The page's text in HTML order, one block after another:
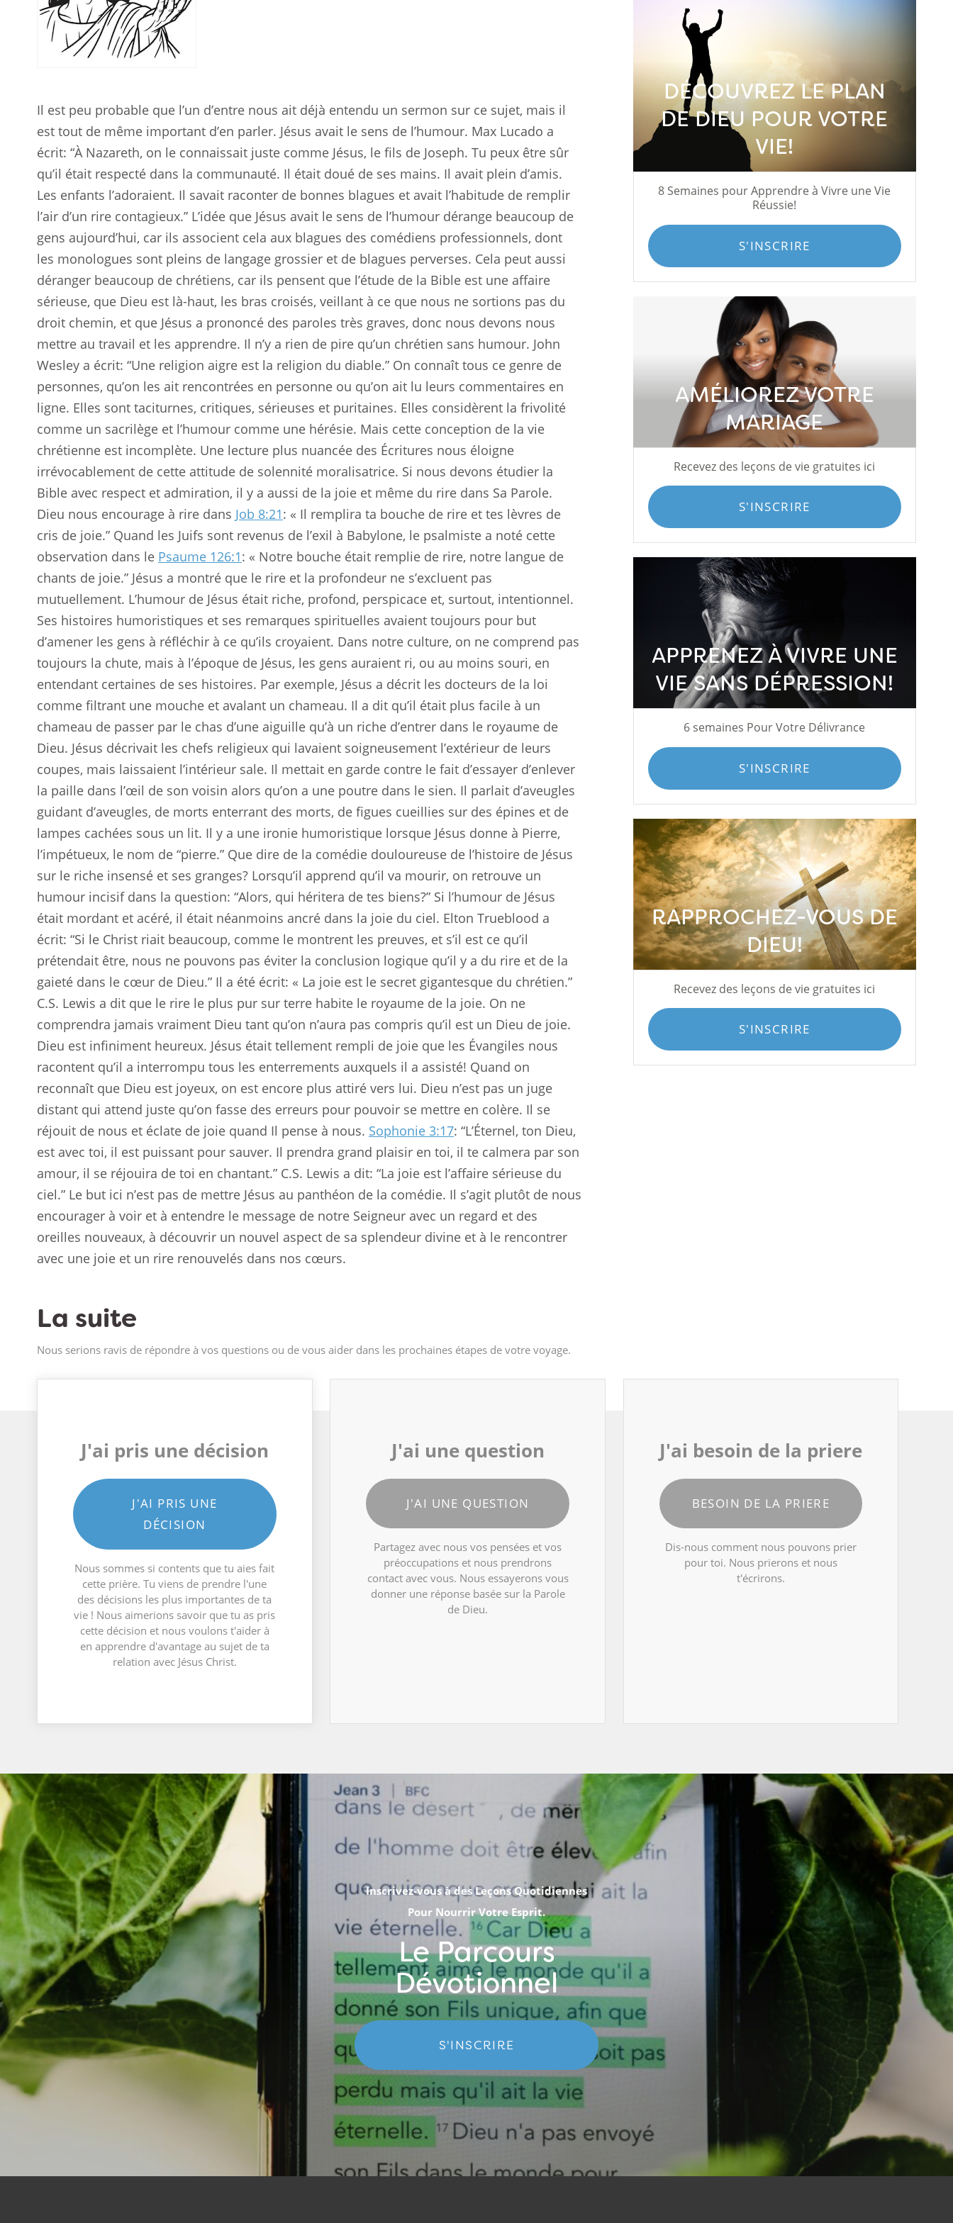
Il est peu probable que l’un d’entre nous ait déjà entendu un sermon sur ce sujet, mais il
est tout de même important d’en parler. Jésus avait le sens de l’humour. Max Lucado a
écrit: “À Nazareth, on le connaissait juste comme Jésus, le fils de Joseph. Tu peux être sûr
qu’il était respecté dans la communauté. Il était doué de ses mains. Il avait plein d’amis.
Les enfants l’adoraient. Il savait raconter de bonnes blagues et avait l’habitude de remplir
l’air d’un rire contagieux.” L’idée que Jésus avait le sens de l’humour dérange beaucoup de
gens aujourd’hui, car ils associent cela aux blagues des comédiens professionnels, dont
les monologues sont pleins de langage grossier et de blagues perverses. Cela peut aussi
déranger beaucoup de chrétiens, car ils pensent que l’étude de la Bible est une affaire
sérieuse, que Dieu est là-haut, les bras croisés, veillant à ce que nous ne sortions pas du
droit chemin, et que Jésus a prononcé des paroles très graves, donc nous devons nous
mettre au travail et les apprendre. Il n’y a rien de pire qu’un chrétien sans humour. John
Wesley a écrit: “Une religion aigre est la religion du diable.” On connaît tous ce genre de
personnes, qu’on les ait rencontrées en personne ou qu’on ait lu leurs commentaires en
ligne. Elles sont taciturnes, critiques, sérieuses et puritaines. Elles considèrent la frivolité
comme un sacrilège et l’humour comme une hérésie. Mais cette conception de la vie
chrétienne est incomplète. Une lecture plus nuancée des Écritures nous éloigne
irrévocablement de cette attitude de solennité moralisatrice. Si nous devons étudier la
Bible avec respect et admiration, il y a aussi de la joie et même du rire dans Sa Parole.
Dieu nous encourage à rire dans Job 8:21: « Il remplira ta bouche de rire et tes lèvres de
cris de joie.” Quand les Juifs sont revenus de l’exil à Babylone, le psalmiste a noté cette
observation dans le Psaume 126:1: « Notre bouche était remplie de rire, notre langue de
chants de joie.” Jésus a montré que le rire et la profondeur ne s’excluent pas
mutuellement. L’humour de Jésus était riche, profond, perspicace et, surtout, intentionnel.
Ses histoires humoristiques et ses remarques spirituelles avaient toujours pour but
d’amener les gens à réfléchir à ce qu’ils croyaient. Dans notre culture, on ne comprend pas
toujours la chute, mais à l’époque de Jésus, les gens auraient ri, ou au moins souri, en
entendant certaines de ses histoires. Par exemple, Jésus a décrit les docteurs de la loi
comme filtrant une mouche et avalant un chameau. Il a dit qu’il était plus facile à un
chameau de passer par le chas d’une aiguille qu’à un riche d’entrer dans le royaume de
Dieu. Jésus décrivait les chefs religieux qui lavaient soigneusement l’extérieur de leurs
coupes, mais laissaient l’intérieur sale. Il mettait en garde contre le fait d’essayer d’enlever
la paille dans l’œil de son voisin alors qu’on a une poutre dans le sien. Il parlait d’aveugles
guidant d’aveugles, de morts enterrant des morts, de figues cueillies sur des épines et de
lampes cachées sous un lit. Il y a une ironie humoristique lorsque Jésus donne à Pierre,
l’impétueux, le nom de “pierre.” Que dire de la comédie douloureuse de l’histoire de Jésus
sur le riche insensé et ses granges? Lorsqu’il apprend qu’il va mourir, on retrouve un
humour incisif dans la question: “Alors, qui héritera de tes biens?” Si l’humour de Jésus
était mordant et acéré, il était néanmoins ancré dans la joie du ciel. Elton Trueblood a
écrit: “Si le Christ riait beaucoup, comme le montrent les preuves, et s’il est ce qu’il
prétendait être, nous ne pouvons pas éviter la conclusion logique qu’il y a du rire et de la
gaieté dans le cœur de Dieu.” Il a été écrit: « La joie est le secret gigantesque du chrétien.”
C.S. Lewis a dit que le rire le plus pur sur terre habite le royaume de la joie. On ne
comprendra jamais vraiment Dieu tant qu’on n’aura pas compris qu’il est un Dieu de joie.
Dieu est infiniment heureux. Jésus était tellement rempli de joie que les Évangiles nous
racontent qu’il a interrompu tous les enterrements auxquels il a assisté! Quand on
reconnaît que Dieu est joyeux, on est encore plus attiré vers lui. Dieu n’est pas un juge
distant qui attend juste qu’on fasse des erreurs pour pouvoir se mettre en colère. Il se
réjouit de nous et éclate de joie quand Il pense à nous. Sophonie 3:17: “L’Éternel, ton Dieu,
est avec toi, il est puissant pour sauver. Il prendra grand plaisir en toi, il te calmera par son
amour, il se réjouira de toi en chantant.” C.S. Lewis a dit: “La joie est l’affaire sérieuse du
ciel.” Le but ici n’est pas de mettre Jésus au panthéon de la comédie. Il s’agit plutôt de nous
encourager à voir et à entendre le message de notre Seigneur avec un regard et des
oreilles nouveaux, à découvrir un nouvel aspect de sa splendeur divine et à le rencontrer
avec une joie et un rire renouvelés dans nos cœurs.
DÉCOUVREZ LE PLAN
DE DIEU POUR VOTRE
VIE!
8 Semaines pour Apprendre à Vivre une Vie
Réussie!
S'INSCRIRE
AMÉLIOREZ VOTRE
MARIAGE
Recevez des leçons de vie gratuites ici
S'INSCRIRE
APPRENEZ À VIVRE UNE
VIE SANS DÉPRESSION!
6 semaines Pour Votre Délivrance
S'INSCRIRE
RAPPROCHEZ-VOUS DE
DIEU!
Recevez des leçons de vie gratuites ici
S'INSCRIRE
La suite
Nous serions ravis de répondre à vos questions ou de vous aider dans les prochaines étapes de votre voyage.
J'ai pris une décision
J'AI PRIS UNE
DÉCISION
Nous sommes si contents que tu aies fait
cette prière. Tu viens de prendre l'une
des décisions les plus importantes de ta
vie ! Nous aimerions savoir que tu as pris
cette décision et nous voulons t'aider à
en apprendre d'avantage au sujet de ta
relation avec Jésus Christ.
J'ai une question
J'AI UNE QUESTION
Partagez avec nous vos pensées et vos
préoccupations et nous prendrons
contact avec vous. Nous essayerons vous
donner une réponse basée sur la Parole
de Dieu.
J'ai besoin de la priere
BESOIN DE LA PRIERE
Dis-nous comment nous pouvons prier
pour toi. Nous prierons et nous
t'écrirons.
Inscrivez-vous à des Leçons Quotidiennes
Pour Nourrir Votre Esprit.
Le Parcours
Dévotionnel
S'INSCRIRE